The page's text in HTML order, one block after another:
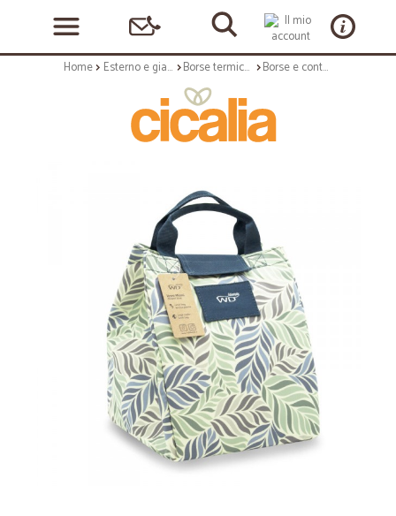
Home Esterno e giardino Borse termiche Borse e contenitori termici: Miami lunch bag piccola foglie blu